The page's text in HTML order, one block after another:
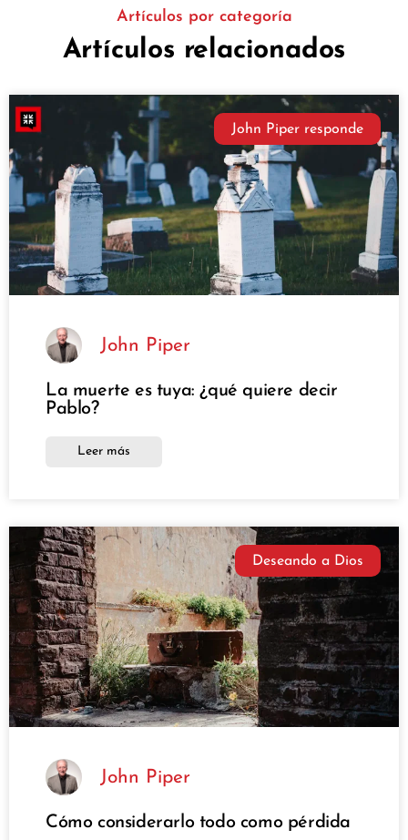
Artículos por categoría
Artículos relacionados
John Piper responde
John Piper
La muerte es tuya: ¿qué quiere decir
Pablo?
Leer más
Deseando a Dios
John Piper
Cómo considerarlo todo como pérdida